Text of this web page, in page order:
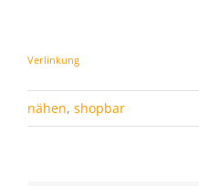
Verlinkung
nähen, shopbar